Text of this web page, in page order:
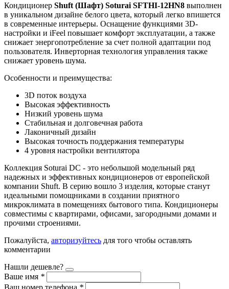
Кондиционер Shuft (Шафт) Soturai SFTHI-12HN8 выполнен
в уникальном дизайне белого цвета, который легко впишется
в современные интерьеры. Оснащение функциями 3D-
настройки и iFeel повышает комфорт эксплуатации, а также
снижает энергопотребление за счет полной адаптации под
пользователя. Инверторная технология управления также
снижает уровень шума.
Особенности и преимущества:
3D поток воздуха
Высокая эффективность
Низкий уровень шума
Стабильная и долговечная работа
Лаконичный дизайн
Высокая точность поддержания температуры
4 уровня настройки вентилятора
Коллекция Soturai DC - это небольшой модельный ряд
надежных и эффективных кондиционеров от европейской
компании Shuft. В серию вошло 3 изделия, которые станут
идеальными помощниками в создании приятного
микроклимата в помещениях бытового типа. Кондиционеры
совместимы с квартирами, офисами, загородными домами и
прочими строениями.
Пожалуйста, авторизуйтесь для того чтобы оставлять
комментарии
Нашли дешевле?
Ваше имя *
Ваш номер телефона *